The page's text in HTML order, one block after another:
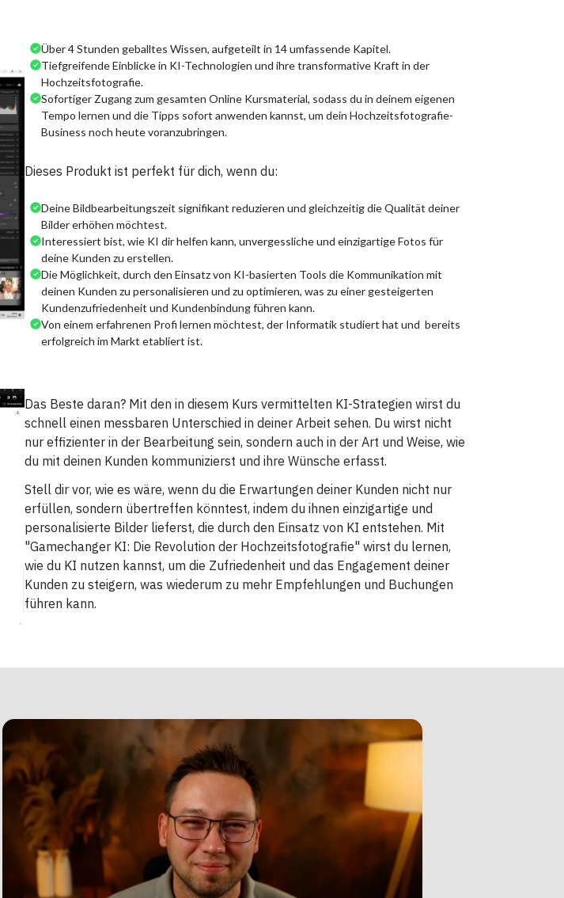
Über 4 Stunden geballtes Wissen, aufgeteilt in 14 umfassende Kapitel.
Tiefgreifende Einblicke in KI-Technologien und ihre transformative Kraft in der
Hochzeitsfotografie.
Sofortiger Zugang zum gesamten Online Kursmaterial, sodass du in deinem eigenen
Tempo lernen und die Tipps sofort anwenden kannst, um dein Hochzeitsfotografie-
Business noch heute voranzubringen.
Dieses Produkt ist perfekt für dich, wenn du:
Deine Bildbearbeitungszeit signifikant reduzieren und gleichzeitig die Qualität deiner
Bilder erhöhen möchtest.
Interessiert bist, wie KI dir helfen kann, unvergessliche und einzigartige Fotos für
deine Kunden zu erstellen.
Die Möglichkeit, durch den Einsatz von KI-basierten Tools die Kommunikation mit
deinen Kunden zu personalisieren und zu optimieren, was zu einer gesteigerten
Kundenzufriedenheit und Kundenbindung führen kann.
Von einem erfahrenen Profi lernen möchtest, der Informatik studiert hat und bereits
erfolgreich im Markt etabliert ist.
Das Beste daran? Mit den in diesem Kurs vermittelten KI-Strategien wirst du
schnell einen messbaren Unterschied in deiner Arbeit sehen. Du wirst nicht
nur effizienter in der Bearbeitung sein, sondern auch in der Art und Weise, wie
du mit deinen Kunden kommunizierst und ihre Wünsche erfasst.
Stell dir vor, wie es wäre, wenn du die Erwartungen deiner Kunden nicht nur
erfüllen, sondern übertreffen könntest, indem du ihnen einzigartige und
personalisierte Bilder lieferst, die durch den Einsatz von KI entstehen. Mit
"Gamechanger KI: Die Revolution der Hochzeitsfotografie" wirst du lernen,
wie du KI nutzen kannst, um die Zufriedenheit und das Engagement deiner
Kunden zu steigern, was wiederum zu mehr Empfehlungen und Buchungen
führen kann.